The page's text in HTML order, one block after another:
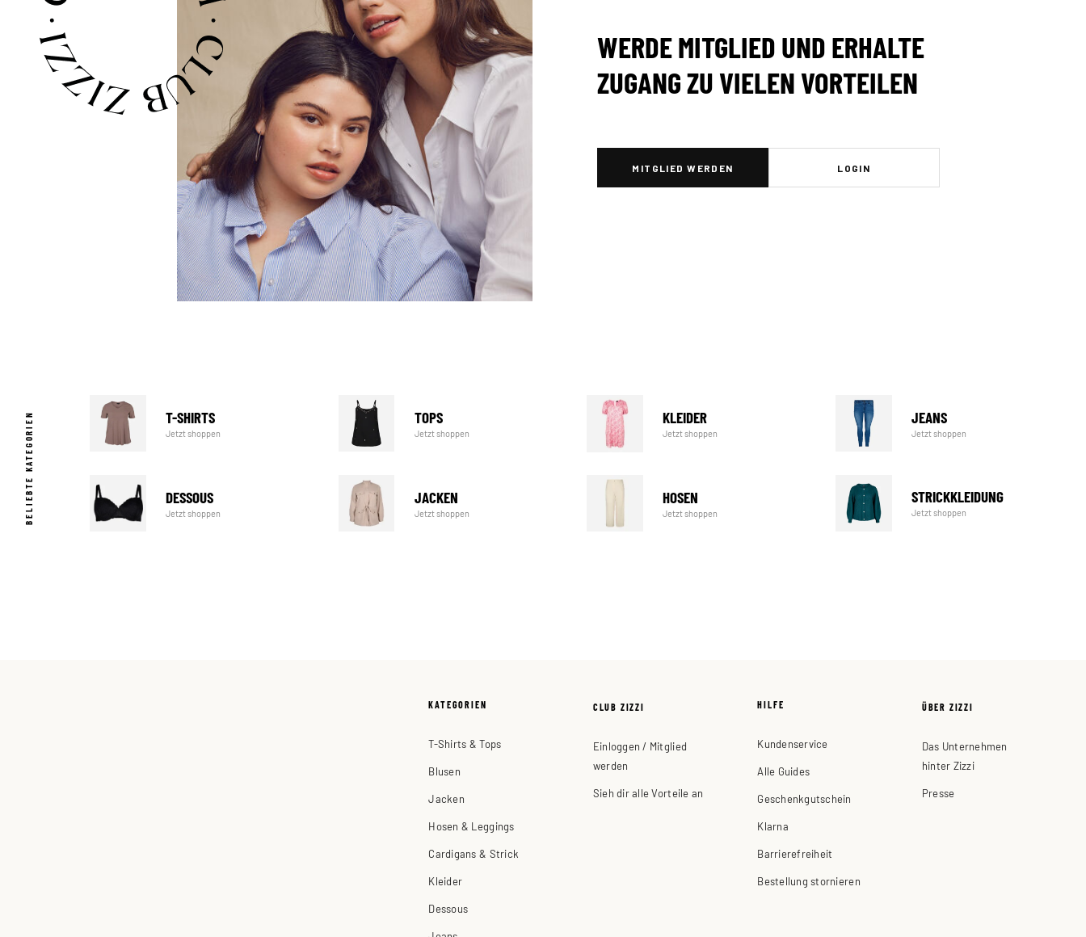
WERDE MITGLIED UND ERHALTE
ZUGANG ZU VIELEN VORTEILEN
MITGLIED WERDEN LOGIN
BELIEBTE KATEGORIEN T-SHIRTS
Jetzt shoppen
TOPS
Jetzt shoppen
KLEIDER
Jetzt shoppen
JEANS
Jetzt shoppen
DESSOUS
Jetzt shoppen
JACKEN
Jetzt shoppen
HOSEN
Jetzt shoppen
STRICKKLEIDUNG
Jetzt shoppen
KATEGORIEN
T-Shirts & Tops
Blusen
Jacken
Hosen & Leggings
Cardigans & Strick
Kleider
Dessous
CLUB ZIZZI
Einloggen / Mitglied
werden
Sieh dir alle Vorteile an
HILFE
Kundenservice
Alle Guides
Geschenkgutschein
Klarna
Barrierefreiheit
Bestellung stornieren
ÜBER ZIZZI
Das Unternehmen
hinter Zizzi
Presse